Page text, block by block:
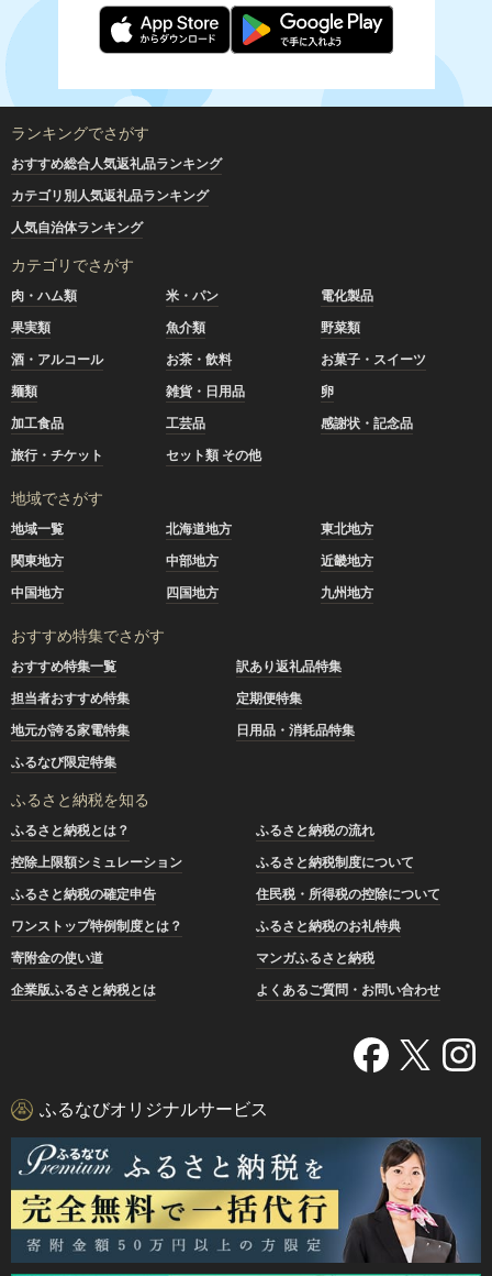
ランキングでさがす
おすすめ総合人気返礼品ランキング
カテゴリ別人気返礼品ランキング
人気自治体ランキング
カテゴリでさがす
肉・ハム類 米・パン
電化製品
果実類
魚介類
野菜類
酒・アルコール
お茶・飲料
お菓子・スイーツ
麺類
雑貨・日用品
卵
加工食品
工芸品
感謝状・記念品
旅行・チケット
セット類 その他
地域でさがす
地域一覧 北海道地方
東北地方
関東地方
中部地方
近畿地方
中国地方
四国地方 九州地方
おすすめ特集でさがす
おすすめ特集一覧
訳あり返礼品特集
担当者おすすめ特集
定期便特集
地元が誇る家電特集
日用品・消耗品特集
ふるなび限定特集
ふるさと納税を知る
ふるさと納税とは？
ふるさと納税の流れ
控除上限額シミュレーション
ふるさと納税制度について
ふるさと納税の確定申告
住民税・所得税の控除について
ワンストップ特例制度とは？
ふるさと納税のお礼特典
寄附金の使い道
マンガふるさと納税
企業版ふるさと納税とは
よくあるご質問・お問い合わせ
ふるなびオリジナルサービス